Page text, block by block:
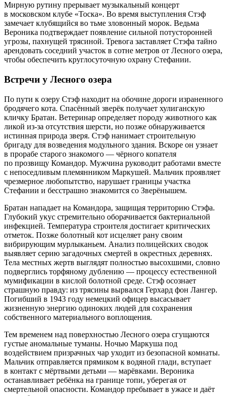
Мирную рутину прерывает музыкальный концерт
в московском клубе «Тоска». Во время выступления Стэф
замечает клубящийся во тьме зловонный морок. Ведьма
Вероника подтверждает появление сильной потусторонней
угрозы, пахнущей трясиной. Тревога заставляет Стэфа тайно
арендовать соседний участок в сотне метров от Лесного озера,
чтобы обеспечить круглосуточную охрану Стефании.
Встречи у Лесного озера
По пути к озеру Стэф находит на обочине дороги израненного
бродячего кота. Спасённый зверёк получает хулиганскую
кличку Братан. Ветеринар определяет породу животного как
ликой из-за отсутствия шерсти, но позже обнаруживается
истинная природа зверя. Стэф нанимает строительную
бригаду для возведения модульного здания. Вскоре он узнает
в прорабе старого знакомого — чёрного копателя
по прозвищу Командор. Мужчина руководит работами вместе
с непоседливым племянником Маркушей. Мальчик проявляет
чрезмерное любопытство, нарушает границы участка
Стефании и бесстрашно знакомится со Зверёнышем.
Братан нападает на Командора, защищая территорию Стэфа.
Глубокий укус стремительно оборачивается бактериальной
инфекцией. Температура строителя достигает критических
отметок. Позже болотный кот исцеляет рану своим
вибрирующим мурлыканьем. Анализ полицейских сводок
выявляет серию загадочных смертей в окрестных деревнях.
Тела местных жертв выглядят полностью высохшими, словно
подверглись торфяному дублению — процессу естественной
мумификации в кислой болотной среде. Стэф осознает
страшную правду: из трясины вырвался Герхард фон Лангер.
Погибший в 1943 году немецкий офицер высасывает
жизненную энергию одиноких людей для сохранения
собственного материального воплощения.
Тем временем над поверхностью Лесного озера сгущаются
густые аномальные туманы. Ночью Маркуша под
воздействием призрачных чар уходит из безопасной комнаты.
Мальчик отправляется прямиком к водяной глади, вступает
в контакт с мёртвыми детьми — марёвками. Вероника
останавливает ребёнка на границе топи, уберегая от
смертельной опасности. Командор пребывает в ужасе и даёт